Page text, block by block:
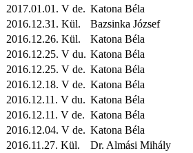
2017.01.01. V de. Katona Béla
2016.12.31. Kül. Bazsinka József
2016.12.26. Kül. Katona Béla
2016.12.25. V du. Katona Béla
2016.12.25. V de. Katona Béla
2016.12.18. V de. Katona Béla
2016.12.11. V du. Katona Béla
2016.12.11. V de. Katona Béla
2016.12.04. V de. Katona Béla
2016.11.27. Kül. Dr. Almási Mihály